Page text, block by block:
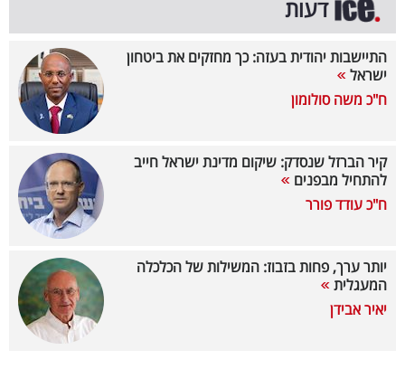
40
שיתופי
דרושים
מייל
דעות
התיישבות יהודית בעזה: כך מחזקים את ביטחון
ישראל
ח"כ משה סולומון
קיר הברזל שנסדק: שיקום מדינת ישראל חייב
להתחיל מבפנים
ח"כ עודד פורר
יותר ערך, פחות בזבוז: המשילות של הכלכלה
המעגלית
יאיר אבידן